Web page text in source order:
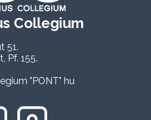
Collegium
51.
Pf. 155.
"PONT" hu